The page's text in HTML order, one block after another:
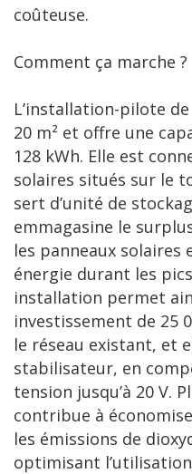
coûteuse.
Comment ça marche ?
L’installation-pilote
20 m² et offre une
128 kWh. Elle est
solaires situés sur le
sert d’unité de
emmagasine le
les panneaux
énergie durant les
installation permet
investissement de 25
le réseau existant, et
stabilisateur, en
tension jusqu’à 20 V.
contribue à
les émissions de
optimisant